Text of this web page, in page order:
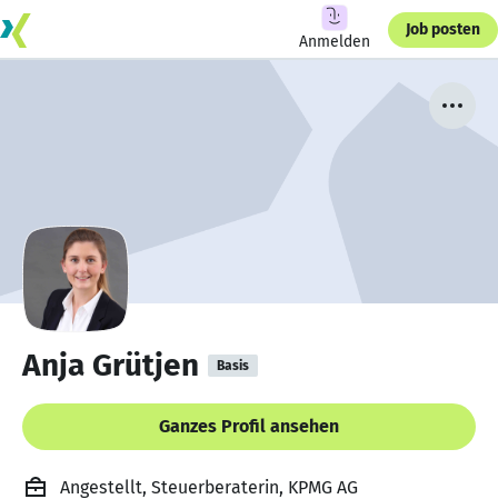
Anmelden
Job posten
Anja Grütjen Basis
Ganzes Profil ansehen
Angestellt, Steuerberaterin, KPMG AG